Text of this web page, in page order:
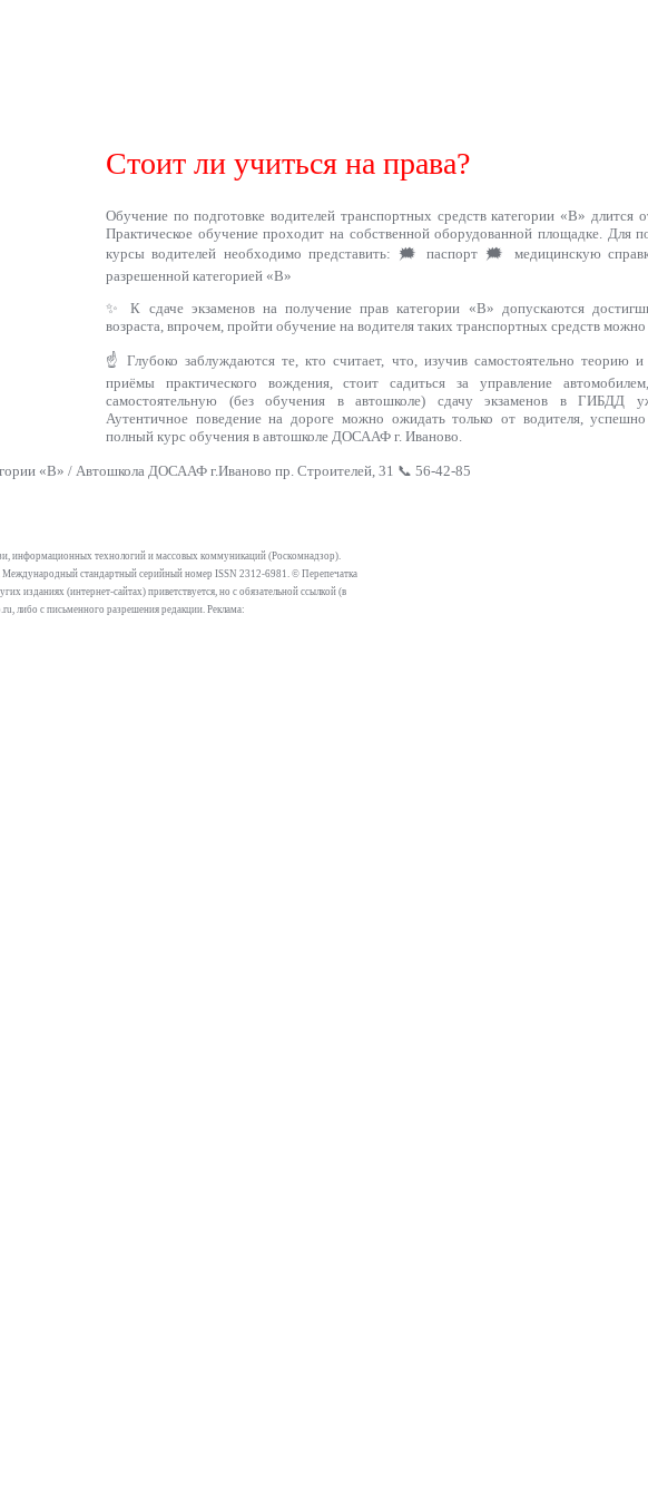
Стоит ли учиться на права?
Обучение по подготовке водителей транспортных средств категории «B» длится
Практическое обучение проходит на собственной оборудованной площадке. Для
курсы водителей необходимо представить: 🗯 паспорт 🗯 медицинскую
разрешенной категорией «В»
✨ К сдаче экзаменов на получение прав категории «В» допускаются
возраста, впрочем, пройти обучение на водителя таких транспортных средств
☝ Глубоко заблуждаются те, кто считает, что, изучив самостоятельно теорию
приёмы практического вождения, стоит садиться за управление
самостоятельную (без обучения в автошколе) сдачу экзаменов в ГИБДД
Аутентичное поведение на дороге можно ожидать только от водителя,
полный курс обучения в автошколе ДОСААФ г. Иваново.
«В» / Автошкола ДОСААФ г.Иваново пр. Строителей, 31 📞 56-42-85
информационных технологий и массовых коммуникаций (Роскомнадзор).
Международный стандартный серийный номер ISSN 2312-6981. © Перепечатка
изданиях (интернет-сайтах) приветствуется, но с обязательной ссылкой (в
либо с письменного разрешения редакции. Реклама: